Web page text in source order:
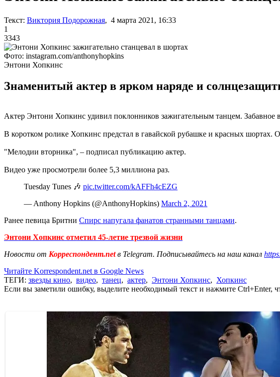
Текст: Виктория Подорожная, 4 марта 2021, 16:33
1
3343
Фото: instagram.com/anthonyhopkins
Энтони Хопкинс
Знаменитый актер в ярком наряде и
Актер Энтони Хопкинс удивил поклонников зажигательным танцем. Забавное
В коротком ролике Хопкинс предстал в гавайской рубашке и красных шортах.
"Мелодии вторника", – подписал публикацию актер.
Видео уже просмотрели более 5,3 миллиона раз.
Tuesday Tunes 🎶 pic.twitter.com/kAFFh4cEZG
— Anthony Hopkins (@AnthonyHopkins) March 2, 2021
Ранее певица Бритни Спирс напугала фанатов странными танцами.
Энтони Хопкинс отметил 45-летие трезвой жизни
Новости от Корреспондент.netв Telegram. Подписывайтесь на наш канал
Читайте Korrespondent.net в Google News
ТЕГИ: звезды кино, видео, танец, актер, Энтони Хопкинс, Хопкинс
Если вы заметили ошибку, выделите необходимый текст и нажмите Ctrl+Enter,